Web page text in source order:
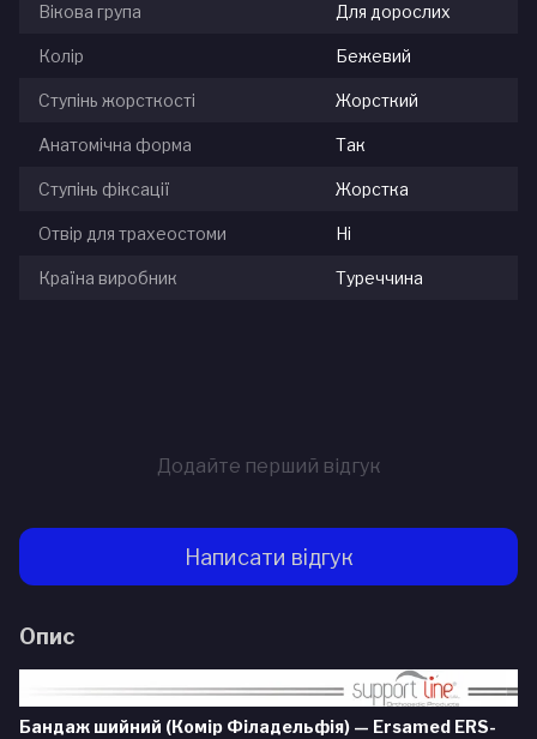
Вікова група Для дорослих
Колір Бежевий
Ступінь жорсткості Жорсткий
Анатомічна форма Так
Ступінь фіксації Жорстка
Отвір для трахеостоми Ні
Країна виробник Туреччина
Додайте перший відгук
Написати відгук
Опис
Бандаж шийний (Комір Філадельфія) — Ersamed ERS-